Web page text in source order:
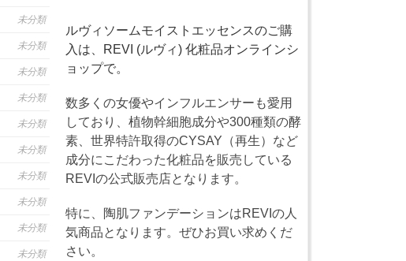
未分類
未分類
未分類
未分類
未分類
未分類
未分類
未分類
未分類
未分類
ルヴィソームモイストエッセンスのご購
入は、REVI (ルヴィ) 化粧品オンラインシ
ョップで。
数多くの女優やインフルエンサーも愛用
しており、植物幹細胞成分や300種類の酵
素、世界特許取得のCYSAY（再生）など
成分にこだわった化粧品を販売している
REVIの公式販売店となります。
特に、陶肌ファンデーションはREVIの人
気商品となります。ぜひお買い求めくだ
さい。